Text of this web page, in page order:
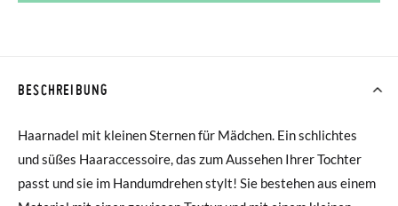
BESCHREIBUNG
Haarnadel mit kleinen Sternen für Mädchen. Ein schlichtes
und süßes Haaraccessoire, das zum Aussehen Ihrer Tochter
passt und sie im Handumdrehen stylt! Sie bestehen aus einem